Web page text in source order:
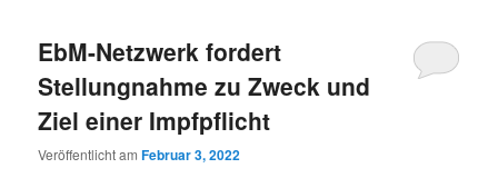
EbM-Netzwerk fordert
Stellungnahme zu Zweck und
Ziel einer Impfpflicht
Veröffentlicht amFebruar 3, 2022